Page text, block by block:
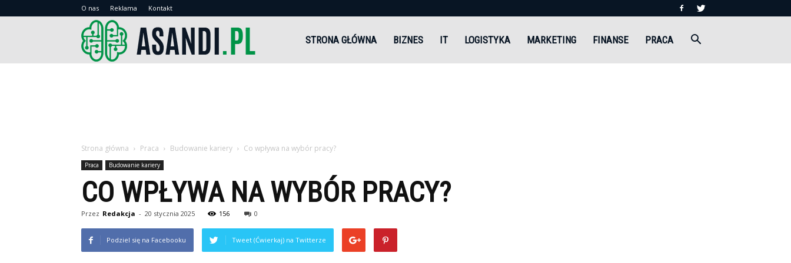
O nas Reklama Kontakt
STRONA GŁÓWNA BIZNES IT LOGISTYKA MARKETING FINANSE PRACA
Strona główna Praca Budowanie kariery Co wpływa na wybór pracy?
Praca Budowanie kariery
CO WPŁYWA NA WYBÓR PRACY?
Przez Redakcja - 20 stycznia 2025 156 0
Podziel się na Facebooku Tweet (Ćwierkaj) na Twitterze